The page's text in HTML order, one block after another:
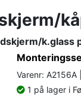
k.glass
Varenr: A2156A
1 på lager i